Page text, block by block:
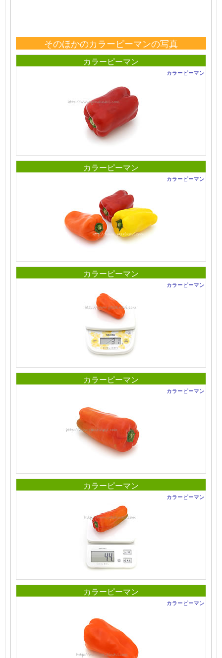
そのほかのカラーピーマンの写真
カラーピーマン
カラーピーマン
カラーピーマン
カラーピーマン
カラーピーマン
カラーピーマン
カラーピーマン
カラーピーマン
カラーピーマン
カラーピーマン
カラーピーマン
カラーピーマン